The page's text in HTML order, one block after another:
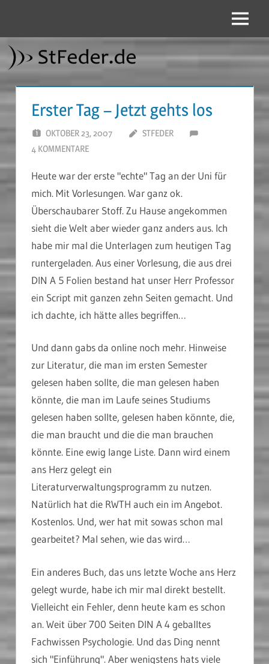
springen
Menü
Erster Tag – Jetzt gehts los
OKTOBER 23, 2007
STFEDER
4 KOMMENTARE
Heute war der erste "echte" Tag an der Uni für
mich. Mit Vorlesungen. War ganz ok.
Überschaubarer Stoff. Zu Hause angekommen
sieht die Welt aber wieder ganz anders aus. Ich
habe mir mal die Unterlagen zum heutigen Tag
runtergeladen. Aus einer Vorlesung, die aus drei
DIN A 5 Folien bestand hat unser Herr Professor
ein Script mit ganzen zehn Seiten gemacht. Und
ich dachte, ich hätte alles begriffen…
Und dann gabs da online noch mehr. Hinweise
zur Literatur, die man im ersten Semester
gelesen haben sollte, die man gelesen haben
könnte, die man im Laufe seines Studiums
gelesen haben sollte, gelesen haben könnte, die,
die man braucht und die die man brauchen
könnte. Eine ewig lange Liste. Dann wird einem
ans Herz gelegt ein
Literaturverwaltungsprogramm zu nutzen.
Natürlich hat die RWTH auch ein im Angebot.
Kostenlos. Und, wer hat mit sowas schon mal
gearbeitet? Mal sehen, wie das wird…
Ein anderes Buch, das uns letzte Woche ans Herz
gelegt wurde, habe ich mir mal direkt bestellt.
Vielleicht ein Fehler, denn heute kam es schon
an. Weit über 700 Seiten DIN A 4 geballtes
Fachwissen Psychologie. Und das Ding nennt
sich "Einführung". Aber wenigstens hats viele